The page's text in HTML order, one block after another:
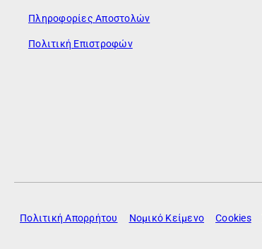
Πληροφορίες Αποστολών
Πολιτική Επιστροφών
Πολιτική Απορρήτου Νομικό Κείμενο Cookies